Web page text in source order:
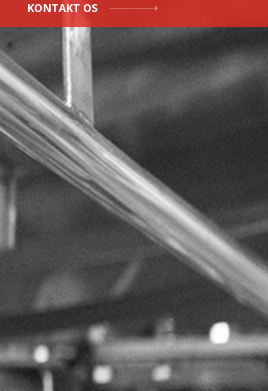
KONTAKT OS